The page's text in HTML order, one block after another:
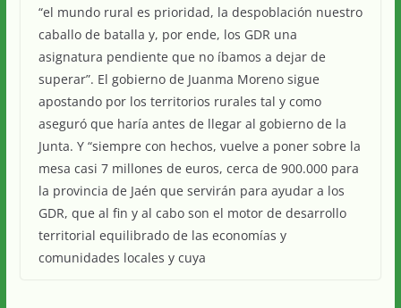
“el mundo rural es prioridad, la despoblación nuestro
caballo de batalla y, por ende, los GDR una
asignatura pendiente que no íbamos a dejar de
superar”. El gobierno de Juanma Moreno sigue
apostando por los territorios rurales tal y como
aseguró que haría antes de llegar al gobierno de la
Junta. Y “siempre con hechos, vuelve a poner sobre la
mesa casi 7 millones de euros, cerca de 900.000 para
la provincia de Jaén que servirán para ayudar a los
GDR, que al fin y al cabo son el motor de desarrollo
territorial equilibrado de las economías y
comunidades locales y cuya